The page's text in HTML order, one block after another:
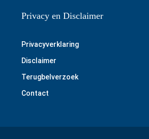
Privacy en Disclaimer
Privacyverklaring
Disclaimer
Terugbelverzoek
Contact